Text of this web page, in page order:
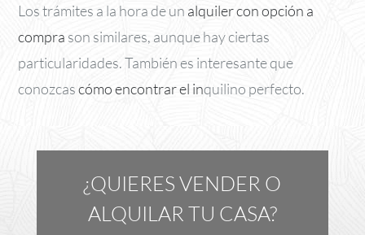
Los trámites a la hora de un alquiler con opción a
compra son similares, aunque hay ciertas
particularidades. También es interesante que
conozcascómo encontrar el inquilino perfecto.
¿QUIERES VENDER O
ALQUILAR TU CASA?